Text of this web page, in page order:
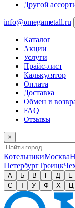
Другой
info@omegametall.ru
Каталог
Акции
Услуги
Прайс-лист
Калькулятор
Оплата
Доставка
Обмен и
FAQ
Отзывы
×
КотельникиМосква
ПетербургТроицк
А Б В Г Д Е
С
Т У Ф Х Ц